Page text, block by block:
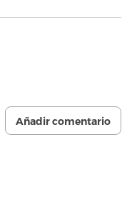
Añadir comentario